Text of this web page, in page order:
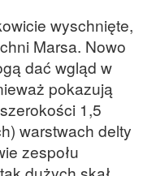
wyschnięte,
Marsa. Nowo
dać wgląd w
pokazują
1,5
warstwach delty
zespołu